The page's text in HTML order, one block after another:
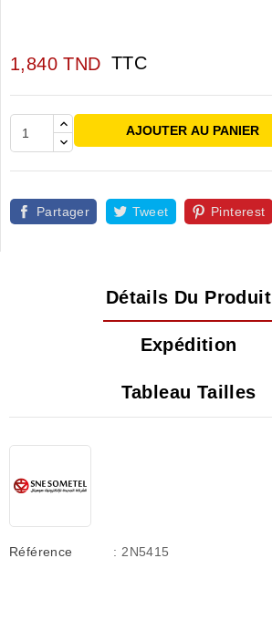
1,840 TND TTC
AJOUTER AU PANIER
Partager Tweet Pinterest
Détails Du Produit
Expédition
Tableau Tailles
Référence : 2N5415